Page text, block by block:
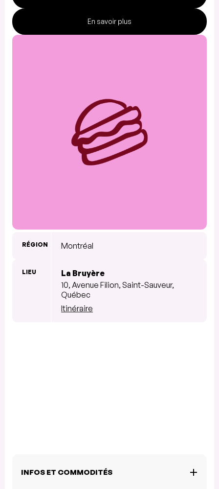
En savoir plus
RÉGION Montréal
LIEU
La Bruyère
10, Avenue Filion, Saint-Sauveur,
Québec
Itinéraire
INFOS ET COMMODITÉS